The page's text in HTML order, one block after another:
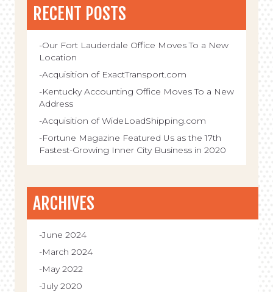
RECENT POSTS
Our Fort Lauderdale Office Moves To a New
Location
Acquisition of ExactTransport.com
Kentucky Accounting Office Moves To a New
Address
Acquisition of WideLoadShipping.com
Fortune Magazine Featured Us as the 17th
Fastest-Growing Inner City Business in 2020
ARCHIVES
June 2024
March 2024
May 2022
July 2020